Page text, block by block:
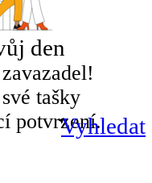
Vyhledat
den
tašky
potvrzení.